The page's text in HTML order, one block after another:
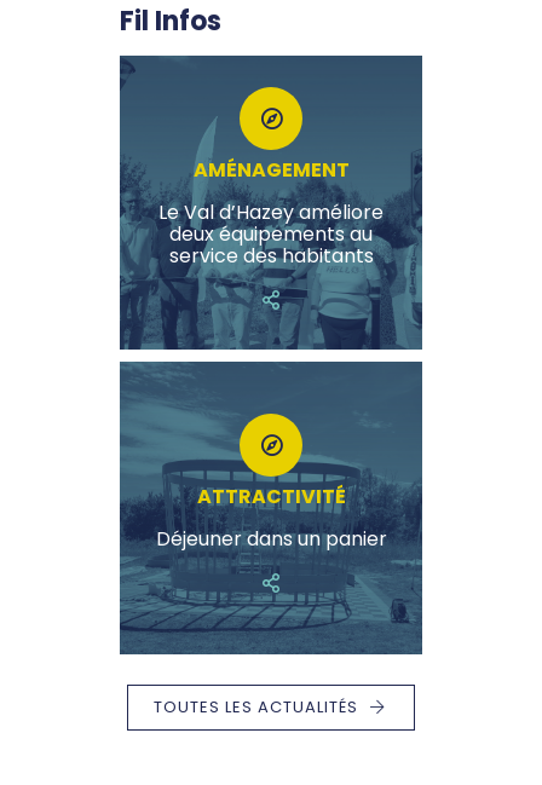
Fil Infos
AMÉNAGEMENT
Le Val d’Hazey améliore
deux équipements au
service des habitants
ATTRACTIVITÉ
Déjeuner dans un panier
TOUTES LES ACTUALITÉS